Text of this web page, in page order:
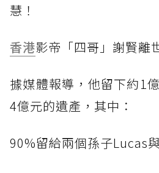
慧！
香港影帝「四哥」謝賢離
據媒體報導，他留下約1
4億元的遺產，其中：
90%留給兩個孫子Lucas